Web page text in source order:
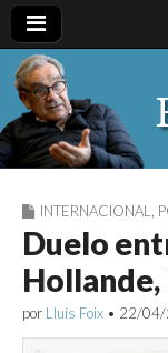
INTERNACIONAL
Duelo
Hollande,
por Lluís Foix • 22/04/